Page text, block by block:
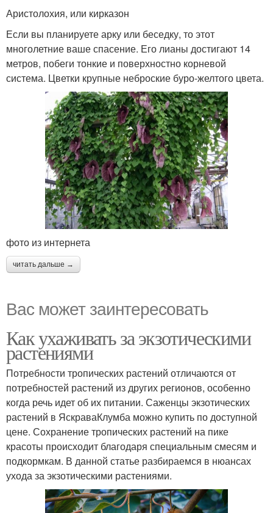
Аристолохия, или кирказон
Если вы планируете арку или беседку, то этот
многолетние ваше спасение. Его лианы достигают 14
метров, побеги тонкие и поверхностно корневой
система. Цветки крупные неброские буро-желтого цвета.
фото из интернета
читать дальше →
Вас может заинтересовать
Как ухаживать за экзотическими
растениями
Потребности тропических растений отличаются от
потребностей растений из других регионов, особенно
когда речь идет об их питании. Саженцы экзотических
растений в ЯскраваКлумба можно купить по доступной
цене. Сохранение тропических растений на пике
красоты происходит благодаря специальным смесям и
подкормкам. В данной статье разбираемся в нюансах
ухода за экзотическими растениями.